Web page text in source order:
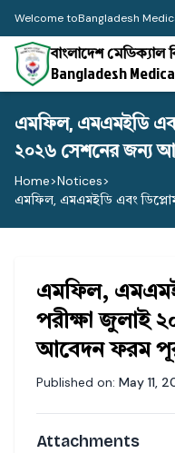
Welcome toBangladesh
বাংলাদেশ মেডিক্যাল
Bangladesh
এমফিল, এমএমইডি
২০২৬ সেশনের জন্য
Home>Notices>
এমফিল, এমএমইডি এবং
এমফিল,
পরীক্ষা জুলাই
আবেদন ফরম
Published on: May 11,
Attachments